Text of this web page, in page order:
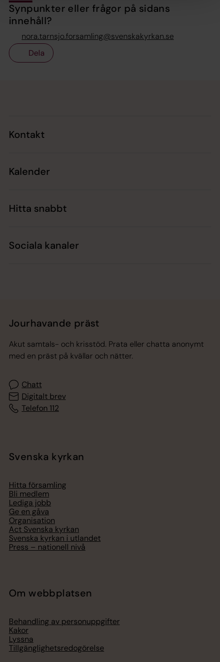
Synpunkter eller frågor på sidans
innehåll?
nora.tarnsjo.forsamling@svenskakyrkan.se
Dela
Kontakt
Kalender
Hitta snabbt
Sociala kanaler
Jourhavande präst
Akut samtals- och krisstöd. Prata eller chatta anonymt
med en präst på kvällar och nätter.
Chatt
Digitalt brev
Telefon 112
Svenska kyrkan
Hitta församling
Bli medlem
Lediga jobb
Ge en gåva
Organisation
Act Svenska kyrkan
Svenska kyrkan i utlandet
Press – nationell nivå
Om webbplatsen
Behandling av personuppgifter
Kakor
Lyssna
Tillgänglighetsredogörelse